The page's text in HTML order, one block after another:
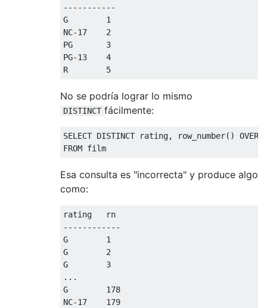
-----------
G        1
NC-17    2
PG       3
PG-13    4
R        5
No se podría lograr lo mismo
DISTINCT fácilmente:
SELECT DISTINCT rating, row_number() OVER
FROM film
Esa consulta es "incorrecta" y produce algo
como:
rating   rn
------------
G        1
G        2
G        3
...
G        178
NC-17    179